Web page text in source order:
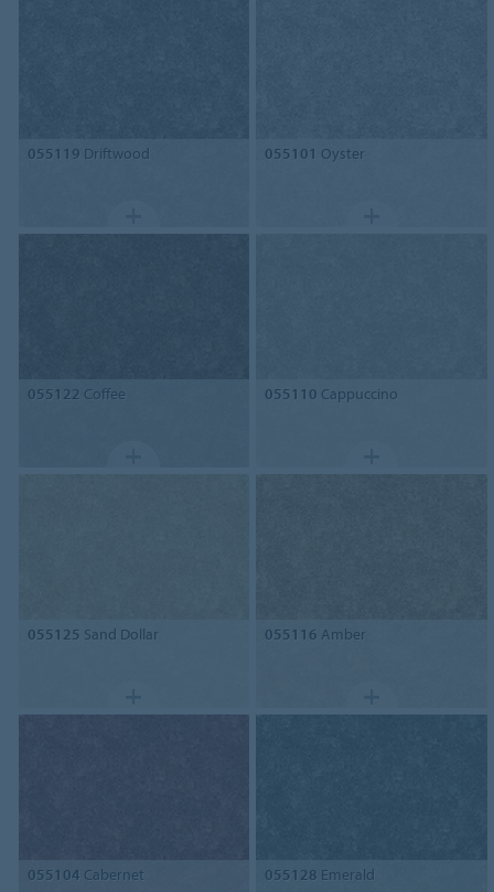
055119 Driftwood 055101 Oyster
055122 Coffee 055110 Cappuccino
055125 Sand Dollar 055116 Amber
055104 Cabernet 055128 Emerald